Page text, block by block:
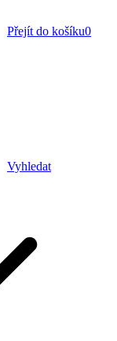
Přejít do košíku0
Vyhledat